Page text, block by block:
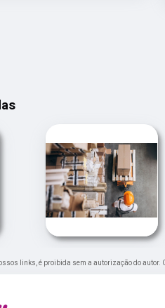
links, é proibida sem a autorização do